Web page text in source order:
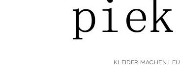
KLEIDER MACHEN